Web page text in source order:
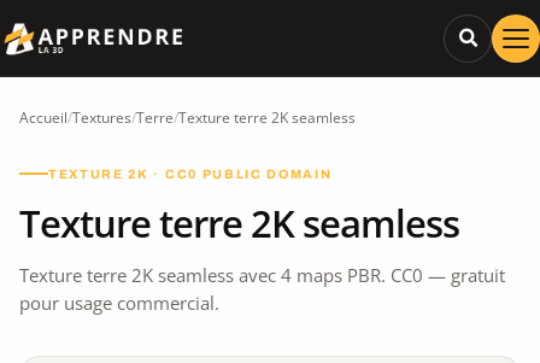
Accueil/Textures/Terre/Texture terre 2K seamless
TEXTURE 2K · CC0 PUBLIC DOMAIN
Texture terre 2K seamless
Texture terre 2K seamless avec 4 maps PBR. CC0 — gratuit
pour usage commercial.